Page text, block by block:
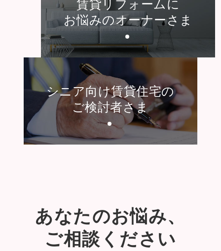
お悩みのオーナーさま
シニア向け賃貸住宅の
ご検討者さま
あなたのお悩み、
ご相談ください